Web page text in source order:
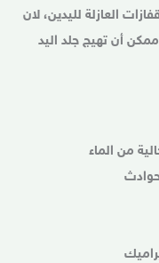
العازلة لليدين، لان
أن تهيج جلد اليد
من الماء